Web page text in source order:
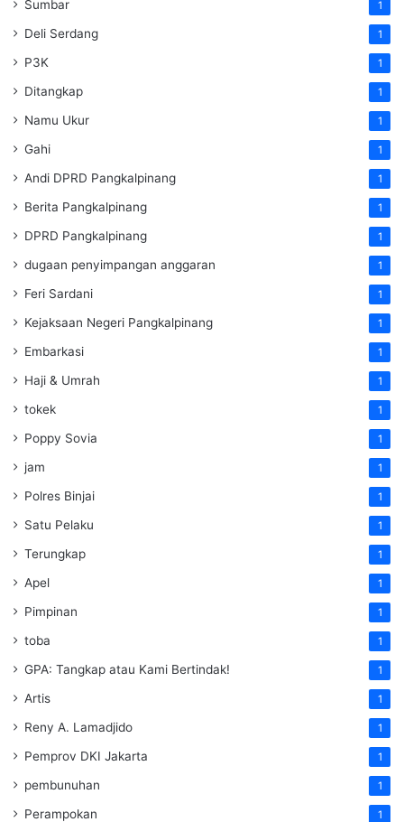
Sumbar 1
Deli Serdang 1
P3K 1
Ditangkap 1
Namu Ukur 1
Gahi 1
Andi DPRD Pangkalpinang 1
Berita Pangkalpinang 1
DPRD Pangkalpinang 1
dugaan penyimpangan anggaran 1
Feri Sardani 1
Kejaksaan Negeri Pangkalpinang 1
Embarkasi 1
Haji & Umrah 1
tokek 1
Poppy Sovia 1
jam 1
Polres Binjai 1
Satu Pelaku 1
Terungkap 1
Apel 1
Pimpinan 1
toba 1
GPA: Tangkap atau Kami Bertindak! 1
Artis 1
Reny A. Lamadjido 1
Pemprov DKI Jakarta 1
pembunuhan 1
Perampokan 1